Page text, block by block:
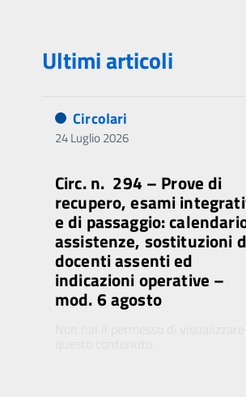
Ultimi articoli
Circolari
24 Luglio 2026
Circ. n. 294 – Prove di
recupero, esami
e di passaggio:
assistenze, sostituzioni
docenti assenti ed
indicazioni operative –
mod. 6 agosto